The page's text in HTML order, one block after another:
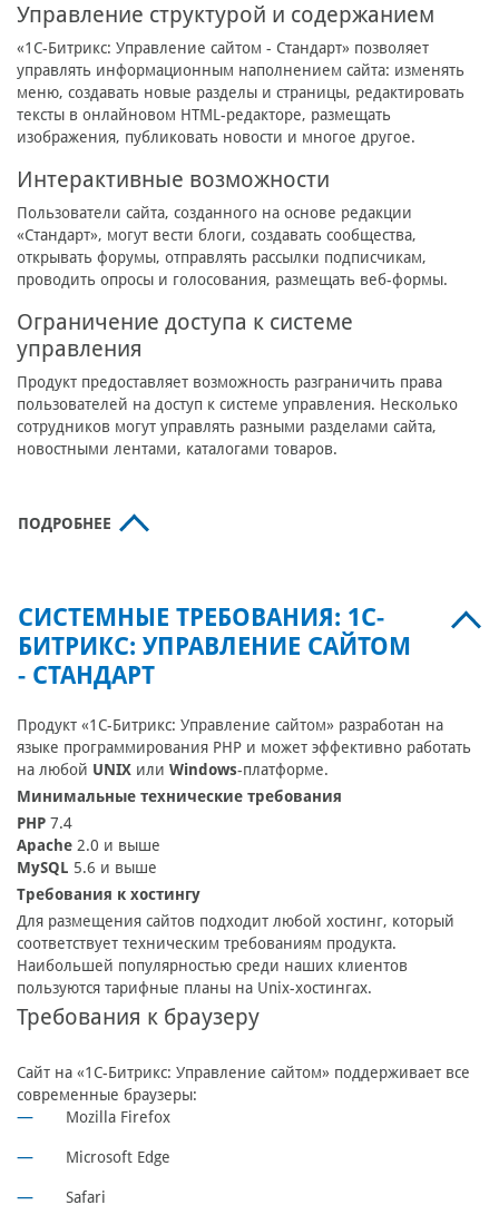
Управление структурой и содержанием
«1C-Битрикс: Управление сайтом - Стандарт» позволяет
управлять информационным наполнением сайта: изменять
меню, создавать новые разделы и страницы, редактировать
тексты в онлайновом HTML-редакторе, размещать
изображения, публиковать новости и многое другое.
Интерактивные возможности
Пользователи сайта, созданного на основе редакции
«Стандарт», могут вести блоги, создавать сообщества,
открывать форумы, отправлять рассылки подписчикам,
проводить опросы и голосования, размещать веб-формы.
Ограничение доступа к системе
управления
Продукт предоставляет возможность разграничить права
пользователей на доступ к системе управления. Несколько
сотрудников могут управлять разными разделами сайта,
новостными лентами, каталогами товаров.
ПОДРОБНЕЕ
СИСТЕМНЫЕ ТРЕБОВАНИЯ: 1С-
БИТРИКС: УПРАВЛЕНИЕ САЙТОМ
- СТАНДАРТ
Продукт «1С-Битрикс: Управление сайтом» разработан на
языке программирования PHP и может эффективно работать
на любой UNIX или Windows-платформе.
Минимальные технические требования
PHP 7.4
Apache 2.0 и выше
MySQL 5.6 и выше
Требования к хостингу
Для размещения сайтов подходит любой хостинг, который
соответствует техническим требованиям продукта.
Наибольшей популярностью среди наших клиентов
пользуются тарифные планы на Unix-хостингах.
Требования к браузеру
Сайт на «1С-Битрикс: Управление сайтом» поддерживает все
современные браузеры:
Mozilla Firefox
Microsoft Edge
Safari